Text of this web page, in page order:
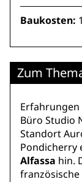
Baukosten:
Zum
Büro Studio
Standort
Pondicherry
Alfassa hin.